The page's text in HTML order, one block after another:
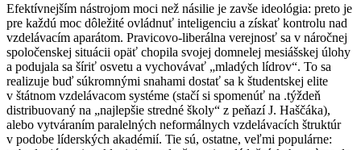
Efektívnejším nástrojom moci než násilie je zavše ideológia: preto je
pre každú moc dôležité ovládnuť inteligenciu a získať kontrolu nad
vzdelávacím aparátom. Pravicovo-liberálna verejnosť sa v náročnej
spoločenskej situácii opäť chopila svojej domnelej mesiášskej úlohy
a podujala sa šíriť osvetu a vychovávať „mladých lídrov“. To sa
realizuje buď súkromnými snahami dostať sa k študentskej elite
v štátnom vzdelávacom systéme (stačí si spomenúť na .týždeň
distribuovaný na „najlepšie stredné školy“ z peňazí J. Haščáka),
alebo vytváraním paralelných neformálnych vzdelávacích štruktúr
v podobe líderských akadémií. Tie sú, ostatne, veľmi populárne: